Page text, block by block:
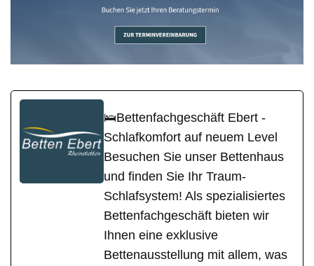
🛌Bettenfachgeschäft Ebert -
Schlafkomfort auf neuem Level
Besuchen Sie unser Bettenhaus
und finden Sie Ihr Traum-
Schlafsystem! Als spezialisiertes
Bettenfachgeschäft bieten wir
Ihnen eine exklusive
Bettenausstellung mit allem, was